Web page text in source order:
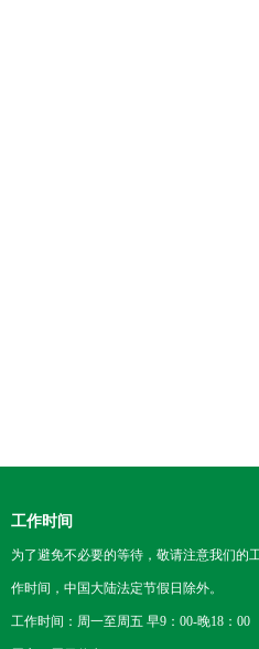
工作时间
为了避免不必要的等待，敬请注意我们的
作时间，中国大陆法定节假日除外。
工作时间：周一至周五 早9：00-晚18：00